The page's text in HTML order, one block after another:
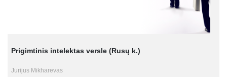
Prigimtinis intelektas versle (Rusų k.)
Jurijus Mikharevas